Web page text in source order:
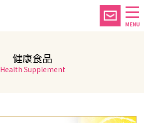
MENU
健康食品
Health Supplement